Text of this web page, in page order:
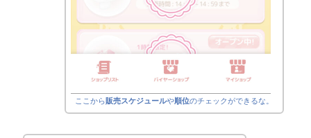
ここから販売スケジュールや順位のチェックができるな。